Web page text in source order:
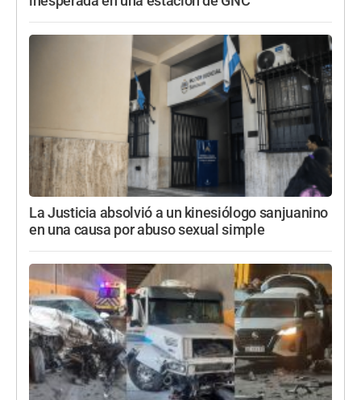
La Justicia absolvió a un kinesiólogo sanjuanino
en una causa por abuso sexual simple